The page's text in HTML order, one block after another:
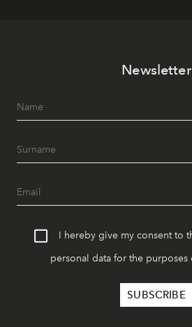
Newsletter
I hereby give my consent to
personal data for the purposes